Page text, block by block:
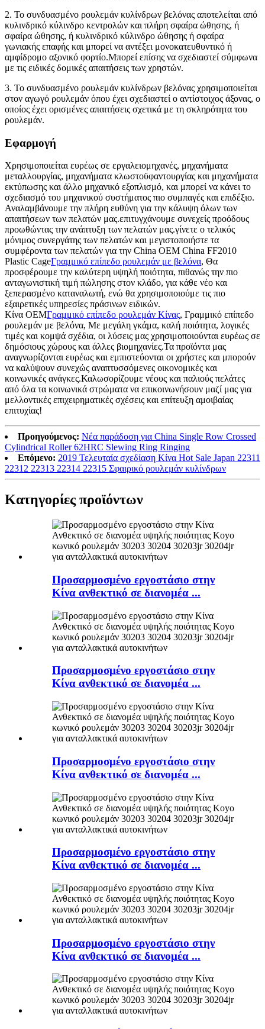
2. Το συνδυασμένο ρουλεμάν κυλίνδρων βελόνας αποτελείται από
κυλινδρικό κύλινδρο κεντρολών και πλήρη σφαίρα ώθησης, ή
σφαίρα ώθησης, ή κυλινδρικό κύλινδρο ώθησης ή σφαίρα
γωνιακής επαφής και μπορεί να αντέξει μονοκατευθυντικό ή
αμφίδρομο αξονικό φορτίο.Μπορεί επίσης να σχεδιαστεί σύμφωνα
με τις ειδικές δομικές απαιτήσεις των χρηστών.
3. Το συνδυασμένο ρουλεμάν κυλίνδρων βελόνας χρησιμοποιείται
στον αγωγό ρουλεμάν όπου έχει σχεδιαστεί ο αντίστοιχος άξονας, ο
οποίος έχει ορισμένες απαιτήσεις σχετικά με τη σκληρότητα του
ρουλεμάν.
Εφαρμογή
Χρησιμοποιείται ευρέως σε εργαλειομηχανές, μηχανήματα
μεταλλουργίας, μηχανήματα κλωστοϋφαντουργίας και μηχανήματα
εκτύπωσης και άλλο μηχανικό εξοπλισμό, και μπορεί να κάνει το
σχεδιασμό του μηχανικού συστήματος πιο συμπαγές και επιδέξιο.
Αναλαμβάνουμε την πλήρη ευθύνη για την κάλυψη όλων των
απαιτήσεων των πελατών μας.επιτυγχάνουμε συνεχείς προόδους
προωθώντας την ανάπτυξη των πελατών μας.γίνετε ο τελικός
μόνιμος συνεργάτης των πελατών και μεγιστοποιήστε τα
συμφέροντα των πελατών για την China OEM China FF2010
Plastic CageΓραμμικό επίπεδο ρουλεμάν με βελόνα, Θα
προσφέρουμε την καλύτερη υψηλή ποιότητα, πιθανώς την πιο
ανταγωνιστική τιμή πώλησης στον κλάδο, για κάθε νέο και
ξεπερασμένο καταναλωτή, ενώ θα χρησιμοποιούμε τις πιο
εξαιρετικές υπηρεσίες πράσινων ειδικών.
Κίνα OEMΓραμμικό επίπεδο ρουλεμάν Κίνας, Γραμμικό επίπεδο
ρουλεμάν με βελόνα, Με μεγάλη γκάμα, καλή ποιότητα, λογικές
τιμές και κομψά σχέδια, οι λύσεις μας χρησιμοποιούνται ευρέως σε
δημόσιους χώρους και άλλες βιομηχανίες.Τα προϊόντα μας
αναγνωρίζονται ευρέως και εμπιστεύονται οι χρήστες και μπορούν
να καλύψουν συνεχώς αναπτυσσόμενες οικονομικές και
κοινωνικές ανάγκες.Καλωσορίζουμε νέους και παλιούς πελάτες
από όλα τα κοινωνικά στρώματα να επικοινωνήσουν μαζί μας για
μελλοντικές επιχειρηματικές σχέσεις και επίτευξη αμοιβαίας
επιτυχίας!
Προηγούμενος: Νέα παράδοση για China Single Row Crossed
Cylindrical Roller 62HRC Slewing Ring Ringing
Επόμενο: 2019 Τελευταία σχεδίαση Κίνα Hot Sale Japan 22311
22312 22313 22314 22315 Σφαιρικό ρουλεμάν κυλίνδρων
Κατηγορίες προϊόντων
Προσαρμοσμένο εργοστάσιο στην
Κίνα ανθεκτικό σε διανομέα ...
Προσαρμοσμένο εργοστάσιο στην
Κίνα ανθεκτικό σε διανομέα ...
Προσαρμοσμένο εργοστάσιο στην
Κίνα ανθεκτικό σε διανομέα ...
Προσαρμοσμένο εργοστάσιο στην
Κίνα ανθεκτικό σε διανομέα ...
Προσαρμοσμένο εργοστάσιο στην
Κίνα ανθεκτικό σε διανομέα ...